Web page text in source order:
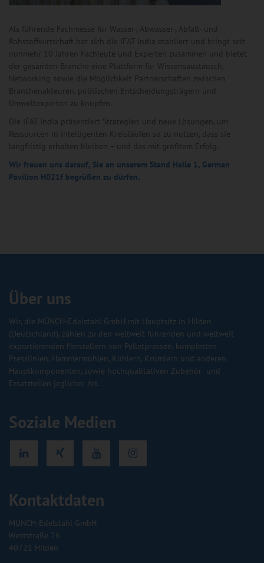
Als führende Fachmesse für Wasser-, Abwasser-, Abfall- und
Rohstoffwirtschaft hat sich die IFAT India etabliert und bringt seit
nunmehr 10 Jahren Fachleute und Experten zusammen und bietet
der gesamten Branche eine Plattform für Wissensaustausch,
Networking sowie die Möglichkeit Partnerschaften zwischen
Branchenakteuren, politischen Entscheidungsträgern und
Umweltexperten zu knüpfen.
Die IFAT India präsentiert Strategien und neue Lösungen, um
Ressourcen in intelligenten Kreisläufen so zu nutzen, dass sie
langfristig erhalten bleiben – und das mit größtem Erfolg.
Wir freuen uns darauf, Sie an unserem Stand Halle 1, German
Pavilion H021f begrüßen zu dürfen.
Über uns
Wir, die MÜNCH-Edelstahl GmbH mit Hauptsitz in Hilden
(Deutschland), zählen zu den weltweit führenden und weltweit
exportierenden Herstellern von Pelletpressen, kompletten
Presslinien, Hammermühlen, Kühlern, Krümlern und anderen
Hauptkomponenten, sowie hochqualitativen Zubehör- und
Ersatzteilen jeglicher Art.
Soziale Medien
Kontaktdaten
MÜNCH-Edelstahl GmbH
Weststraße 26
40721 Hilden